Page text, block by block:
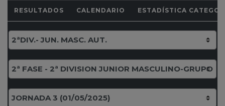
RESULTADOS CALENDARIO ESTADÍSTICA